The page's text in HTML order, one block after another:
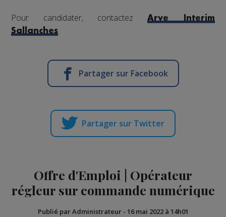
Pour candidater, contactezArve Interim
Sallanches.
Partager sur Facebook
Partager sur Twitter
Offre d'Emploi | Opérateur
régleur sur commande numérique
Publié par Administrateur- 16 mai 2022 à 14h01